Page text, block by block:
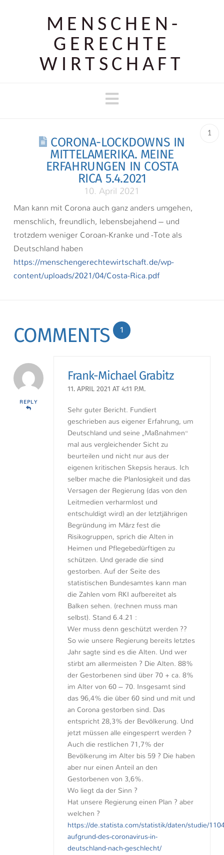
MENSCHEN­
GERECHTE
WIRTSCHAFT
Navigation
1
CORONA-LOCKDOWNS IN
MITTELAMERIKA. MEINE
ERFAHRUNGEN IN COSTA
RICA 5.4.2021
10. April 2021
Man kann mit Corona auch ganz anders umgehen,
menschlich, freundlich, lebensbejahend – und
trotzdem weniger Coroan-Kranke und -Tote als
Deutschland haben
https://menschengerechtewirtschaft.de/wp-
content/uploads/2021/04/Costa-Rica.pdf
COMMENTS 1
REPLY
Frank-Michael Grabitz
11. APRIL 2021 AT 4:11 P.M.
Sehr guter Bericht. Fundiert
geschrieben aus eigener Erfahrung, um
Deutschland und seine „Maßnahmen“
mal aus vergleichender Sicht zu
beurteilen und nicht nur aus der
eigenen kritischen Skepsis heraus. Ich
selber mache die Planlosigkeit und das
Versagen der Regierung (das von den
Leitmedien verharmlost und
entschuldigt wird) an der letztjährigen
Begründung im März fest die
Risikogruppen, sprich die Alten in
Heimen und Pflegebedürftigen zu
schützen. Und gerade die sind
gestorben. Auf der Seite des
statistischen Bundesamtes kann man
die Zahlen vom RKI aufbereitet als
Balken sehen. (rechnen muss man
selbst). Stand 6.4.21 :
Wer muss denn geschützt werden ??
So wie unsere Regierung bereits letztes
Jahr sagte sind es die Alten. Und wer
stirbt am allermeisten ? Die Alten. 88%
der Gestorbenen sind über 70 + ca. 8%
im Alter von 60 – 70. Insgesamt sind
das 96,4% die über 60 sind und mit und
an Corona gestorben sind. Das
entspricht 28,3% der Bevölkerung. Und
jetzt müssen alle eingesperrt werden ?
Auch die restlichen 71,7% der
Bevölkerung im Alter bis 59 ? Die haben
aber nur einen Anteil an den
Gestorbenen von 3,6%.
Wo liegt da der Sinn ?
Hat unsere Regierung einen Plan ? aber
welchen ?
https://de.statista.com/statistik/daten/studie/
aufgrund-des-coronavirus-in-
deutschland-nach-geschlecht/